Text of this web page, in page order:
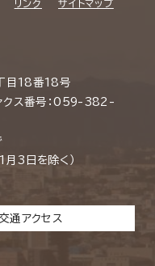
リンク サイトマップ
目18番18号
ス番号：059-382-
月3日を除く）
通アクセス